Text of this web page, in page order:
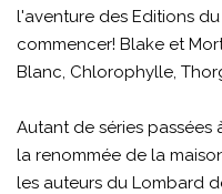
l'aventure des Editions
commencer! Blake et
Blanc, Chlorophylle,
Autant de séries
la renommée de la
les auteurs du Lombard